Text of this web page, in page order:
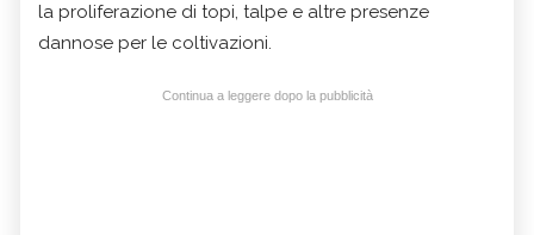
la proliferazione di topi, talpe e altre presenze
dannose per le coltivazioni.
Continua a leggere dopo la pubblicità